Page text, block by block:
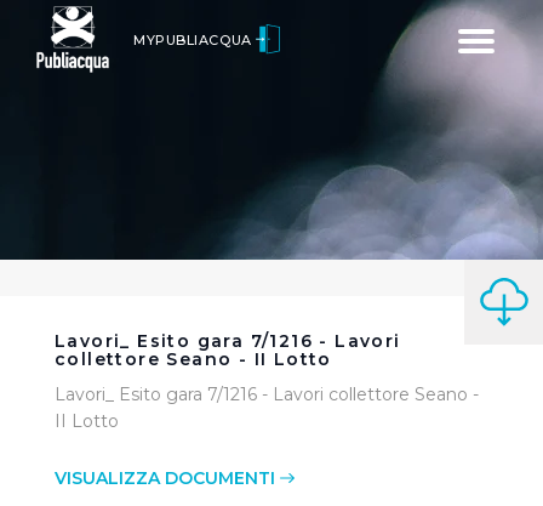
Toggle
MYPUBLIACQUA
Lavori_ Esito gara 7/1216 - Lavori
collettore Seano - II Lotto
Lavori_ Esito gara 7/1216 - Lavori collettore Seano -
II Lotto
VISUALIZZA DOCUMENTI